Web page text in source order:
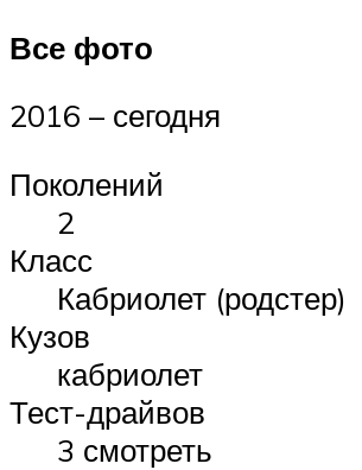
Все фото
2016 – сегодня
Поколений
2
Класс
Кабриолет (родстер)
Кузов
кабриолет
Тест-драйвов
3 смотреть